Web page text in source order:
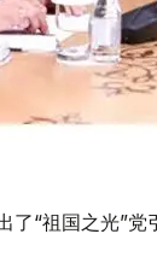
“祖国之光”党